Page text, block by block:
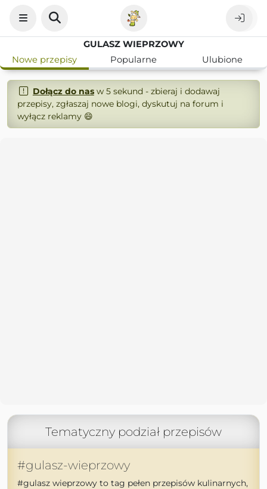
GULASZ WIEPRZOWY
Nowe przepisy
Popularne Ulubione
Dołącz do nasw 5 sekund - zbieraj i dodawaj
przepisy, zgłaszaj nowe blogi, dyskutuj na forum i
wyłącz reklamy 😄
Tematyczny podział przepisów
#gulasz-wieprzowy
#gulasz wieprzowy to tag pełen przepisów kulinarnych,